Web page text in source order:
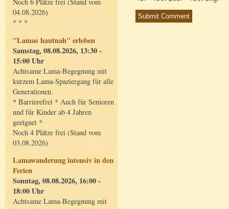
04.08.2026)
* * *
"Lamas hautnah" erleben
Samstag, 08.08.2026, 13:30 -
15:00 Uhr
Achtsame Lama-Begegnung mit
kurzem Lama-Spaziergang für alle
Generationen.
* Barrierefrei * Auch für Senioren
und für Kinder ab 4 Jahren
geeignet *
Noch 4 Plätze frei (Stand vom
03.08.2026)
Lamawanderung intensiv in den
Ferien
Sonntag, 08.08.2026, 16:00 -
18:00 Uhr
Achtsame Lama-Begegnung mit